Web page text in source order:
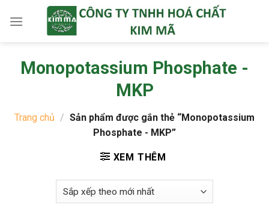
Monopotassium Phosphate -
MKP
Trang chủ / Sản phẩm được gắn thẻ “Monopotassium
Phosphate - MKP”
XEM THÊM